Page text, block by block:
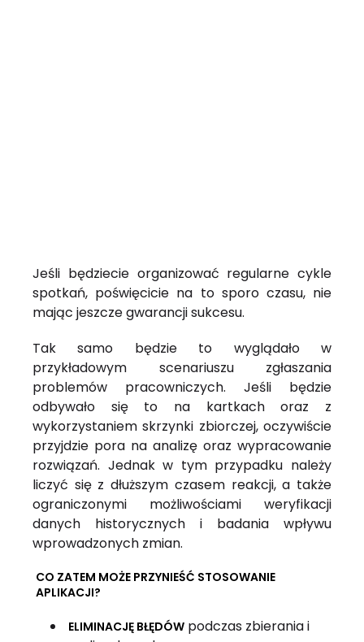
Jeśli będziecie organizować regularne cykle
spotkań, poświęcicie na to sporo czasu, nie
mając jeszcze gwarancji sukcesu.
Tak samo będzie to wyglądało w
przykładowym scenariuszu zgłaszania
problemów pracowniczych. Jeśli będzie
odbywało się to na kartkach oraz z
wykorzystaniem skrzynki zbiorczej, oczywiście
przyjdzie pora na analizę oraz wypracowanie
rozwiązań. Jednak w tym przypadku należy
liczyć się z dłuższym czasem reakcji, a także
ograniczonymi możliwościami weryfikacji
danych historycznych i badania wpływu
wprowadzonych zmian.
CO ZATEM MOŻE PRZYNIEŚĆ STOSOWANIE
APLIKACJI?
ELIMINACJĘ BŁĘDÓW podczas zbierania i